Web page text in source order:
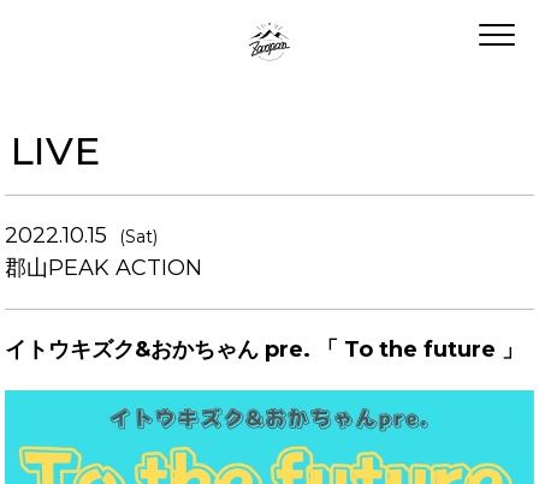
LIVE
2022.10.15 (Sat)
郡山PEAK ACTION
イトウキズク&おかちゃん pre. 「 To the future 」